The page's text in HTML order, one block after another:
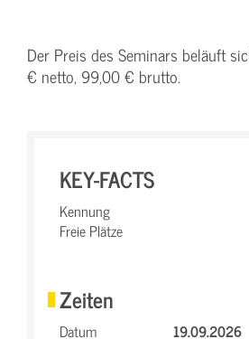
Der Preis des Seminars beläuft
€ netto, 99,00 € brutto.
KEY-FACTS
Kennung
Freie Plätze
Zeiten
Datum
19.09.2026